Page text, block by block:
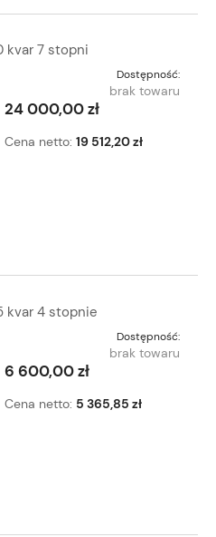
kvar 7 stopni
Dostępność:
brak towaru
24 000,00 zł
Cena netto: 19 512,20 zł
kvar 4 stopnie
Dostępność:
brak towaru
6 600,00 zł
Cena netto: 5 365,85 zł